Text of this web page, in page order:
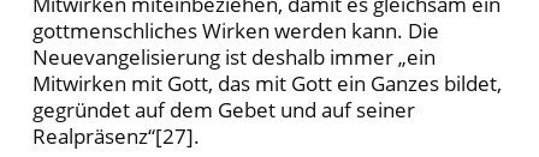
gottmenschliches Wirken werden kann. Die
Neuevangelisierung ist deshalb immer „ein
Mitwirken mit Gott, das mit Gott ein Ganzes bildet,
gegründet auf dem Gebet und auf seiner
Realpräsenz“[27].